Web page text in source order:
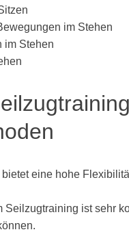
im Stehen
im Stehen
eine hohe
Seilzugtraining ist sehr